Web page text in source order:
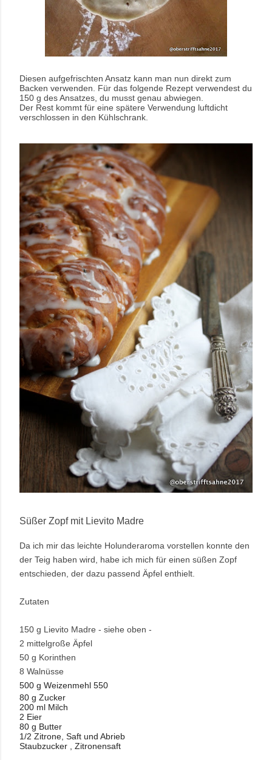
Diesen aufgefrischten Ansatz kann man nun direkt zum
Backen verwenden. Für das folgende Rezept verwendest du
150 g des Ansatzes, du musst genau abwiegen.
Der Rest kommt für eine spätere Verwendung luftdicht
verschlossen in den Kühlschrank.
Süßer Zopf mit Lievito Madre
Da ich mir das leichte Holunderaroma vorstellen konnte den
der Teig haben wird, habe ich mich für einen süßen Zopf
entschieden, der dazu passend Äpfel enthielt.
Zutaten
150 g Lievito Madre - siehe oben -
2 mittelgroße Äpfel
50 g Korinthen
8 Walnüsse
500 g Weizenmehl 550
80 g Zucker
200 ml Milch
2 Eier
80 g Butter
1/2 Zitrone, Saft und Abrieb
Staubzucker , Zitronensaft